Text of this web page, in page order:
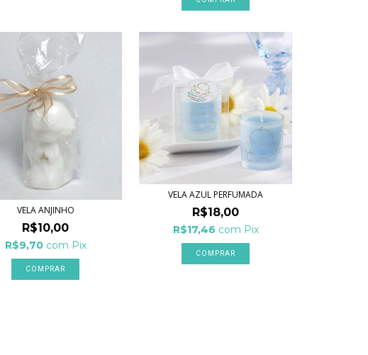
VELA ANJINHO
R$10,00
R$9,70 com Pix
VELA AZUL PERFUMADA
R$18,00
R$17,46 com Pix